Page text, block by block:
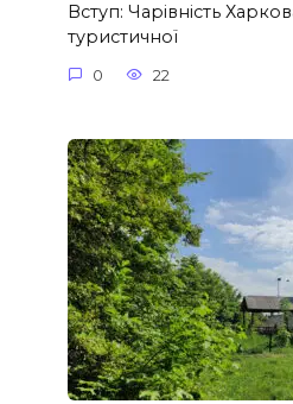
Вступ: Чарівність
туристичної
0 22